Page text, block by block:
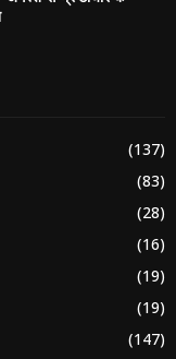
(137)
(83)
(28)
(16)
(19)
(19)
(147)